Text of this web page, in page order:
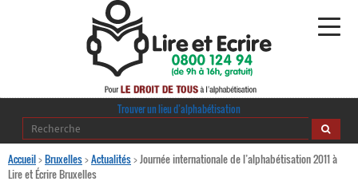
Alphabétisation
Trouver un lieu d’alphabétisation
Accueil>Bruxelles>Actualités>Journée internationale de l’alphabétisation 2011 à
Lire et Écrire Bruxelles